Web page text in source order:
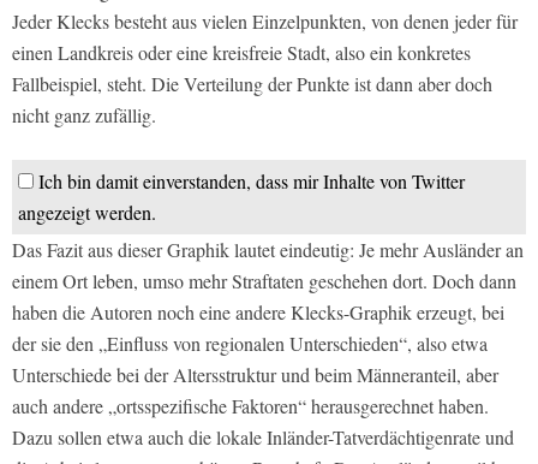
Jeder Klecks besteht aus vielen Einzelpunkten, von denen jeder für
einen Landkreis oder eine kreisfreie Stadt, also ein konkretes
Fallbeispiel, steht. Die Verteilung der Punkte ist dann aber doch
nicht ganz zufällig.
Ich bin damit einverstanden, dass mir Inhalte von Twitter
angezeigt werden.
Das Fazit aus dieser Graphik lautet eindeutig: Je mehr Ausländer an
einem Ort leben, umso mehr Straftaten geschehen dort. Doch dann
haben die Autoren noch eine andere Klecks-Graphik erzeugt, bei
der sie den „Einfluss von regionalen Unterschieden“, also etwa
Unterschiede bei der Altersstruktur und beim Männeranteil, aber
auch andere „ortsspezifische Faktoren“ herausgerechnet haben.
Dazu sollen etwa auch die lokale Inländer-Tatverdächtigenrate und